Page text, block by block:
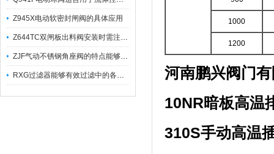
Z945X电动软密封闸阀的具体应用
Z644TC双闸板出料阀安装时需注意哪些事项？
ZJF气动不锈钢角座阀的特点能够稳定地控制介质流量
RXG过滤器能够有效过滤中的各种杂质
1000
1200
河南鹏兴阀门
10NR暗板高温
310S手动高温